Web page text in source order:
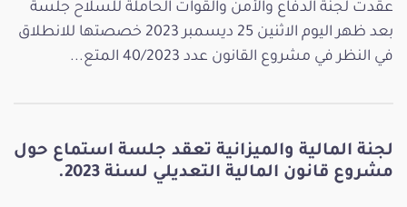
عقدت لجنة الدفاع والأمن والقوات الحاملة للسلاح جلسة
بعد ظهر اليوم الاثنين 25 ديسمبر 2023 خصصتها للانطلاق
في النظر في مشروع القانون عدد 40/2023 المتع...
لجنة المالية والميزانية تعقد جلسة استماع حول
مشروع قانون المالية التعديلي لسنة 2023.